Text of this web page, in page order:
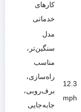
کارهای
خدماتی
12.3
mph
مدل
سنگین‌تر،
مناسب
راه‌سازی،
برف‌روبی،
جابه‌جایی